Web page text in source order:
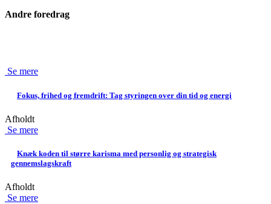
Andre foredrag
Se mere
Fokus, frihed og fremdrift: Tag styringen over din tid og energi
Afholdt
Se mere
Knæk koden til større karisma med personlig og strategisk
gennemslagskraft
Afholdt
Se mere